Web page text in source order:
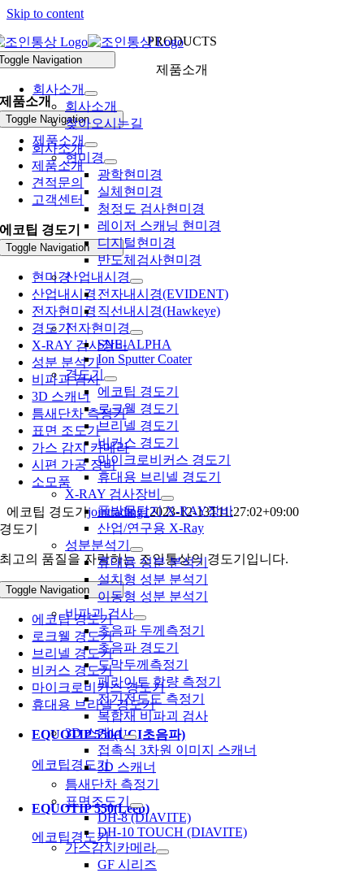
Skip to content
Navigation
회사소개
회사소개
찾아오시는길
제품소개
현미경
광학현미경
실체현미경
청정도 검사현미경
레이저 스캐닝 현미경
디지털현미경
반도체검사현미경
산업내시경
전자내시경(EVIDENT)
직선내시경(Hawkeye)
전자현미경
SNE-ALPHA
Ion Sputter Coater
경도기
에코팁 경도기
로크웰 경도기
브리넬 경도기
비커스 경도기
마이크로비커스 경도기
휴대용 브리넬 경도기
X-RAY 검사장비
폭발물탐지 X-RAY장비
산업/연구용 X-Ray
성분분석기
휴대용 성분 분석기
설치형 성분 분석기
이동형 성분 분석기
비파괴 검사
초음파 두께측정기
초음파 경도기
도막두께측정기
페라이트 함량 측정기
전기전도도 측정기
복합재 비파괴 검사
3D 스캐너
접촉식 3차원 이미지 스캐너
3D 스캐너
틈새단차 측정기
표면조도기
DH-8 (DIAVITE)
DH-10 TOUCH (DIAVITE)
가스감지카메라
GF 시리즈
PRODUCTS
제품소개
제품소개
Toggle Navigation
회사소개
제품소개
견적문의
고객센터
에코팁 경도기
Toggle Navigation
현미경
산업내시경
전자현미경
경도기
X-RAY 검사장비
성분 분석기
비파괴 검사
3D 스캐너
틈새단차 측정기
표면 조도기
가스 감지 카메라
시편 가공 장비
소모품
에코팁 경도기jointrading12023-12-13T11:27:02+09:00
경도기
최고의 품질을 자랑하는 조인통상의 경도기입니다.
Toggle Navigation
에코팁 경도기
로크웰 경도기
브리넬 경도기
비커스 경도기
마이크로비커스 경도기
휴대용 브리넬 경도기
EQUOTIP 550(UCI초음파)
에코팁경도기
EQUOTIP 550(Leeb)
에코팁경도기